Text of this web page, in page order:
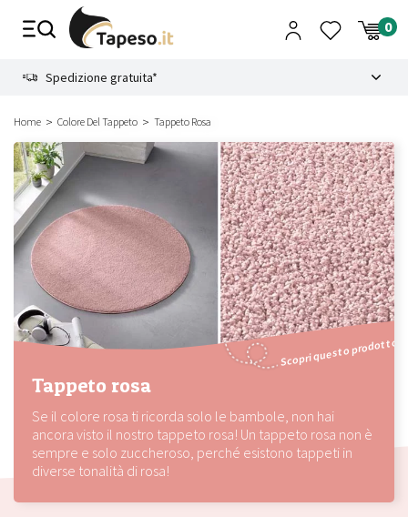
Spedizione gratuita*
Home Colore Del Tappeto Tappeto Rosa
Tappeto rosa
Se il colore rosa ti ricorda solo le bambole, non hai
ancora visto il nostro tappeto rosa! Un tappeto rosa non è
sempre e solo zuccheroso, perché esistono tappeti in
diverse tonalità di rosa!
Scopri questo prodotto